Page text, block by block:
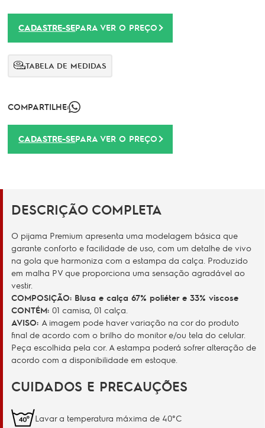
CADASTRE-SEPARA VER O PREÇO
TABELA DE MEDIDAS
COMPARTILHE:
CADASTRE-SEPARA VER O PREÇO
DESCRIÇÃO COMPLETA
O pijama Premium apresenta uma modelagem básica que
garante conforto e facilidade de uso, com um detalhe de vivo
na gola que harmoniza com a estampa da calça. Produzido
em malha PV que proporciona uma sensação agradável ao
vestir.
COMPOSIÇÃO: Blusa e calça 67% poliéter e 33% viscose
CONTÉM: 01 camisa, 01 calça.
AVISO: A imagem pode haver variação na cor do produto
final de acordo com o brilho do monitor e/ou tela do celular.
Peça escolhida pela cor. A estampa poderá sofrer alteração de
acordo com a disponibilidade em estoque.
CUIDADOS E PRECAUÇÕES
Lavar a temperatura máxima de 40°C